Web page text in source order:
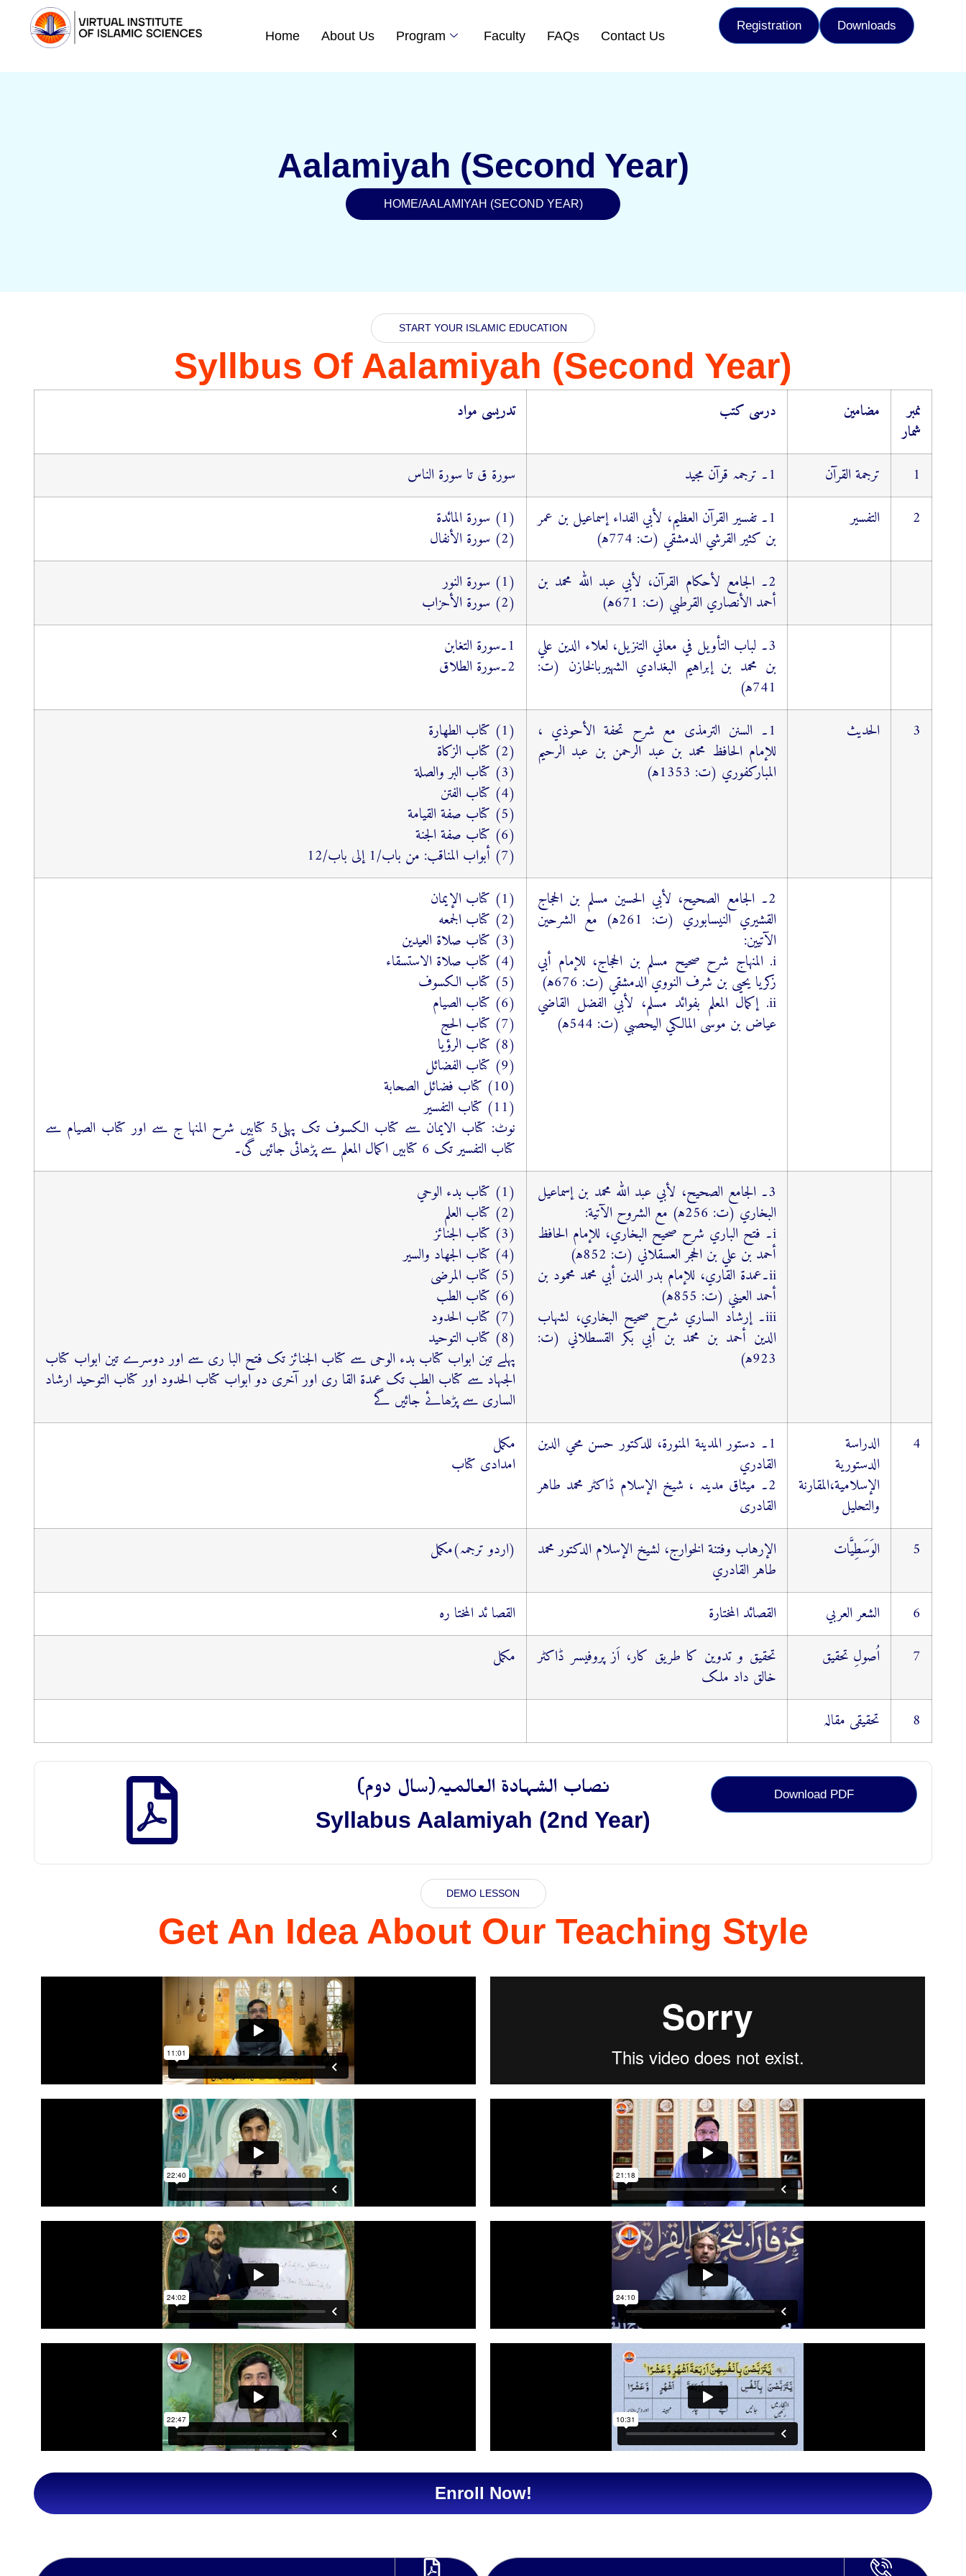
Home About Us Program Faculty FAQs Contact Us
Registration Downloads
Aalamiyah (Second Year)
HOME/AALAMIYAH (SECOND YEAR)
START YOUR ISLAMIC EDUCATION
Syllbus Of Aalamiyah (Second Year)
نمبر
شمار
مضامین درسی کتب تدریسی مواد
1 ترجمة القرآن 1۔ ترجمہ قرآن مجید
سورۃ ق تا سورۃ الناس
2
التفسیر
1۔ تفسیر القرآن العظیم، لأبي الفداء إسماعیل بن عمر
بن كثیر القرشي الدمشقي (ت: 774ﻫ)
(1) سورة المائدة
(2) سورة الأنفال
2۔ الجامع لأحكام القرآن، لأبي عبد الله محمد بن
أحمد الأنصاري القرطبي (ت: 671ﻫ)
(1) سورة النور
(2) سورة الأحزاب
3۔ لباب التأویل في معاني التنزیل، لعلاء الدین علي
بن محمد بن إبراهيم البغدادي الشهيربالخازن (ت:
741ﻫ)
1۔سورة التغابن
2۔سورۃ الطلاق
3 الحدیث
1۔ السنن الترمذی مع شرح تحفة الأحوذي ،
للإمام الحافظ محمد بن عبد الرحمن بن عبد الرحیم
المباركفوري (ت: 1353ﻫ)
(1) كتاب الطهارة
(2) كتاب الزكاة
(3) كتاب البر والصلة
(4) كتاب الفتن
(5) كتاب صفة القيامة
(6) كتاب صفة الجنة
(7) أبواب المناقب: من باب/1 إلى باب/12
2۔ الجامع الصحیح، لأبي الحسین مسلم بن الحجاج
القشیري النيسابوري (ت: 261ﻫ) مع الشرحین
الآتيین:
i. المنهاج شرح صحيح مسلم بن الحجاج، للإمام أبي
زكریا یحیی بن شرف النووي الدمشقي (ت: 676ﻫ)
ii. إكمال المعلم بفوائد مسلم، لأبي الفضل القاضي
عیاض بن موسی المالكي الیحصبي (ت: 544ﻫ)
(1) كتاب الإيمان
(2) كتاب الجمعه
(3) كتاب صلاة العيدين
(4) كتاب صلاة الاستسقاء
(5) كتاب الكسوف
(6) كتاب الصيام
(7) كتاب الحج
(8) كتاب الرؤیا
(9) كتاب الفضائل
(10) كتاب فضائل الصحابة
(11) كتاب التفسیر
نوٹ: کتاب الایمان سے کتاب الکسوف تک پہلی5 کتابیں شرح المنہا ج سے اور کتاب الصیام سے
کتاب التفسیر تک 6 کتابیں اکمال المعلم سے پڑھائی جائیں گی۔
3۔ الجامع الصحیح، لأبي عبد الله محمد بن إسماعیل
البخاري (ت: 256ﻫ) مع الشروح الآتية:
i۔ فتح الباري شرح صحيح البخاري، للإمام الحافظ
أحمد بن علي بن الحجر العسقلاني (ت: 852ﻫ)
ii۔عمدة القاري، للإمام بدر الدین أبي محمد محمود بن
أحمد العیني (ت: 855ﻫ)
iii۔ إرشاد الساري شرح صحیح البخاري، لشهاب
الدین أحمد بن محمد بن أبي بكر القسطلاني (ت:
923ﻫ)
(1) كتاب بدء الوحي
(2) كتاب العلم
(3) كتاب الجنائز
(4) كتاب الجهاد والسير
(5) كتاب المرضى
(6) كتاب الطب
(7) كتاب الحدود
(8) كتاب التوحيد
پہلے تین ابواب کتاب بدء الوحی سے کتاب الجنائز تک فتح البا ری سے اور دوسرے تین ابواب کتاب
الجہاد سے کتاب الطب تک عمدۃ القا ری اور آخری دو ابواب کتاب الحدود اور کتاب التوحید ارشاد
الساری سے پڑھائے جائیں گے
4
الدراسة
الدستورية
الإسلامية،المقارنة
والتحليل
1۔ دستور المدينة المنورة، للدكتور حسن محي الدين
القادري
2۔ میثاق مدینہ ، شیخ الإسلام ڈاکٹر محمد طاہر
القادری
مکمل
امدادی کتاب
5 الوَسَطِيَّات
الإرهاب وفتنة الخوارج، لشيخ الإسلام الدكتور محمد
طاهر القادري
(اردو ترجمہ)مکمل
6 الشعر العربي القصائد المختارۃ
القصا ئد المختا رہ
7
اُصولِ تحقیق
تحقیق و تدوین کا طریق کار، اَز پروفیسر ڈاکٹر
خالق داد ملک
مکمل
8 تحقیقی مقالہ
نصاب الشہادۃ العالمیہ(سال دوم)
Syllabus Aalamiyah (2nd Year)
Download PDF
DEMO LESSON
Get An Idea About Our Teaching Style
Enroll Now!